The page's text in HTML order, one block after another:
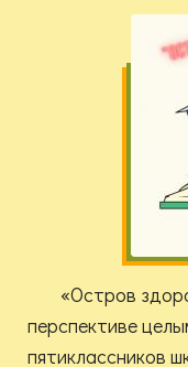
«Остров
перспективе
пятиклассников